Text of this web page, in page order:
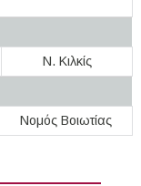
Ν. Κιλκίς
Νομός Βοιωτίας